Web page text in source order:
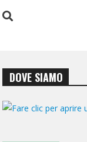
DOVE SIAMO